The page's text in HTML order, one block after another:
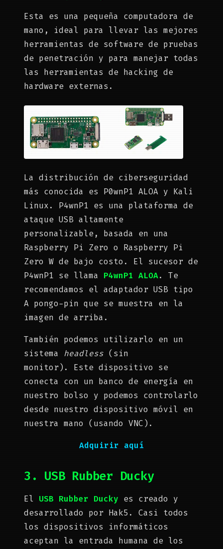
Esta es una pequeña computadora de
mano, ideal para llevar las mejores
herramientas de software de pruebas
de penetración y para manejar todas
las herramientas de hacking de
hardware externas.
La distribución de ciberseguridad
más conocida es P0wnP1 ALOA y Kali
Linux. P4wnP1 es una plataforma de
ataque USB altamente
personalizable, basada en una
Raspberry Pi Zero o Raspberry Pi
Zero W de bajo costo. El sucesor de
P4wnP1 se llama P4wnP1 ALOA. Te
recomendamos el adaptador USB tipo
A pongo-pin que se muestra en la
imagen de arriba.
También podemos utilizarlo en un
sistema headless (sin
monitor). Este dispositivo se
conecta con un banco de energía en
nuestro bolso y podemos controlarlo
desde nuestro dispositivo móvil en
nuestra mano (usando VNC).
Adquirir aquí
3. USB Rubber Ducky
El USB Rubber Ducky es creado y
desarrollado por Hak5. Casi todos
los dispositivos informáticos
aceptan la entrada humana de los